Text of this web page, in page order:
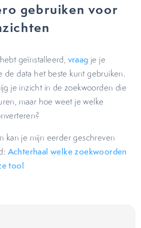
gebruiken voor
geïnstalleerd, vraag je je
de data het beste kunt gebruiken.
je inzicht in de zoekwoorden die
maar hoe weet je welke
kan je mijn eerder geschreven
Achterhaal welke zoekwoorden
tool